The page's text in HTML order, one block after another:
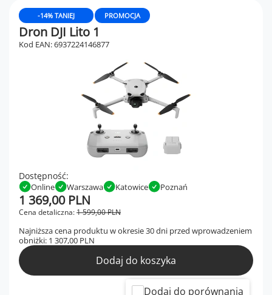
PROMOCJA
-14% TANIEJ
Dron DJI Lito 1
Kod EAN: 6937224146877
Dostępność:
Online Warszawa Katowice Poznań
Cena detaliczna:1 599,00 PLN
1 369,00 PLN
Najniższa cena produktu w okresie 30 dni przed wprowadzeniem
obniżki: 1 307,00 PLN
Dodaj do koszyka
Dodaj do porównania